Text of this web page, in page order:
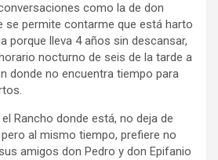
como la de don
se permite contarme que está harto
porque lleva 4 años sin descansar,
nocturno de seis de la tarde a
donde no encuentra tiempo para
Rancho donde está, no deja de
al mismo tiempo, prefiere no
amigos don Pedro y don Epifanio